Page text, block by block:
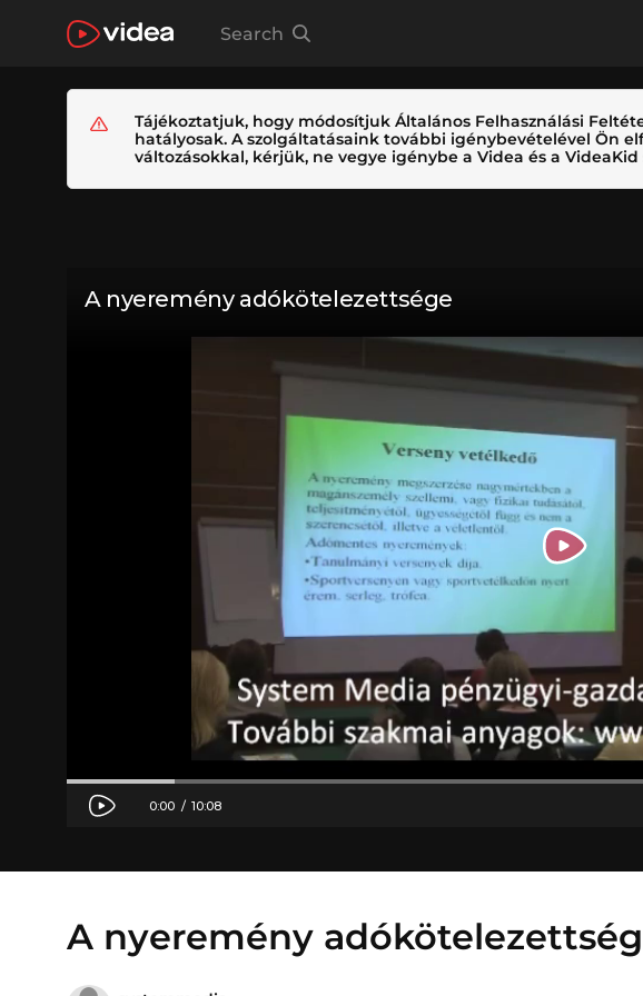
Search
Tájékoztatjuk, hogy módosítjuk Általános Felhasználási
hatályosak. A szolgáltatásaink további igénybevételével Ön
változásokkal, kérjük, ne vegye igénybe a Videa és a
A nyeremény